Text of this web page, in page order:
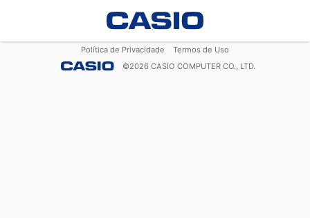
Política de Privacidade
Termos de Uso
©2026 CASIO COMPUTER CO., LTD.